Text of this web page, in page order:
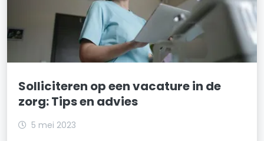
Solliciteren op een vacature in de
zorg: Tips en advies
5 mei 2023